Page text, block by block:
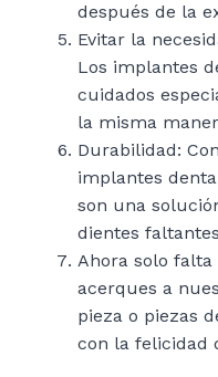
después de la
Evitar la
Los implantes
cuidados
la misma
Durabilidad:
implantes
son una
dientes
Ahora solo falta
acerques a
pieza o piezas
con la felicidad